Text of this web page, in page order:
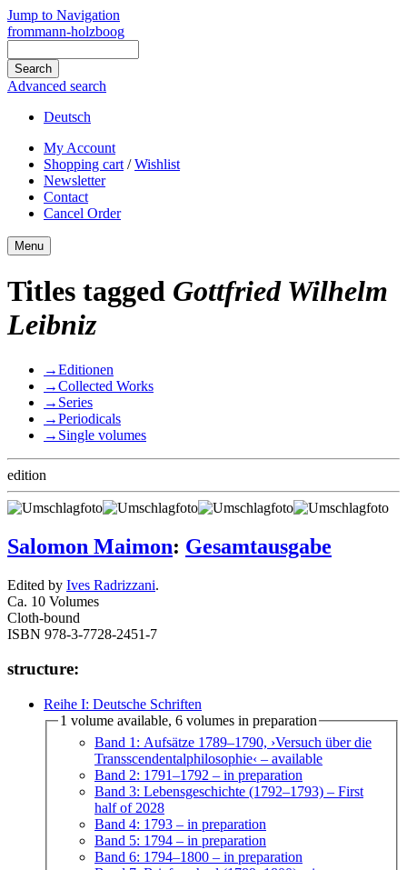
Jump to Navigation
frommann-holzboog
Advanced search
Deutsch
My Account
Shopping cart /Wishlist
Newsletter
Contact
Cancel Order
Menu
Titles tagged Gottfried Wilhelm
Leibniz
→Editionen
→Collected Works
→ Series
→Periodicals
→ Single volumes
edition
Salomon Maimon: Gesamtausgabe
Edited by Ives Radrizzani.
Ca. 10 Volumes
Cloth-bound
ISBN 978-3-7728-2451-7
structure:
Reihe I: Deutsche Schriften
1 volume available, 6 volumes in preparation
Band 1: Aufsätze 1789–1790, ›Versuch über die
Transscendentalphilosophie‹ – available
Band 2: 1791–1792 – in preparation
Band 3: Lebensgeschichte (1792–1793) – First
half of 2028
Band 4: 1793 – in preparation
Band 5: 1794 – in preparation
Band 6: 1794–1800 – in preparation